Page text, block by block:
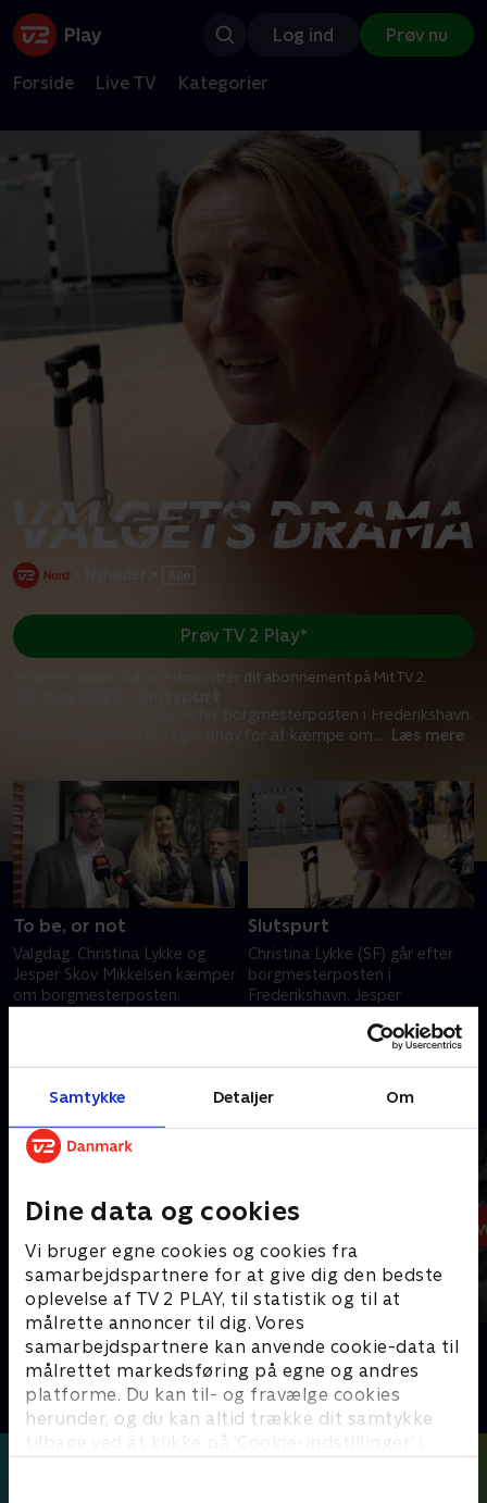
Samtykke Detaljer Om
Dine data og cookies
Vi bruger egne cookies og cookies fra
samarbejdspartnere for at give dig den bedste
oplevelse af TV 2 PLAY, til statistik og til at
målrette annoncer til dig. Vores
samarbejdspartnere kan anvende cookie-data til
målrettet markedsføring på egne og andres
platforme. Du kan til- og fravælge cookies
herunder, og du kan altid trække dit samtykke
tilbage ved at klikke på ’Cookie-indstillinger’ i
Log ind Prøv nu
Forside Live TV Kategorier
Christina Lykke (SF) går efter borgmesterposten i Frederikshavn.
Jesper Mikkelsen (V) tager orlov for at kæmpe om... Læs mere
Prøv TV 2 Play*
*Kræver pakken Basis. Administrer dit abonnement på Mit TV 2.
To be, or not
Valgdag: Christina Lykke og
Jesper Skov Mikkelsen kæmper
om borgmesterposten.
Slutspurt
Christina Lykke (SF) går efter
borgmesterposten i
Frederikshavn. Jesper
kæmpe om magten i
23. november 2025 • 26 min
Andre så også
19 News
Nyheder
12 News
Nyheder